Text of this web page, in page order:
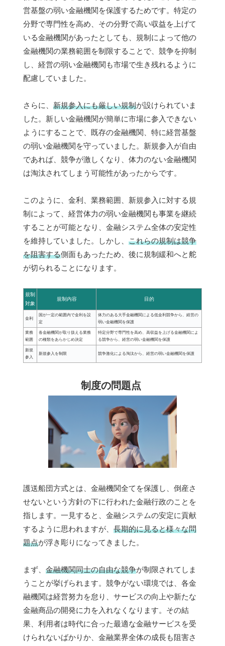
営基盤の弱い金融機関を保護するためです。特定の
分野で専門性を高め、その分野で高い収益を上げて
いる金融機関があったとしても、規制によって他の
金融機関の業務範囲を制限することで、競争を抑制
し、経営の弱い金融機関も市場で生き残れるように
配慮していました。
さらに、 新規参入にも厳しい規制が設けられていま
した。新しい金融機関が簡単に市場に参入できない
ようにすることで、既存の金融機関、特に経営基盤
の弱い金融機関を守っていました。新規参入が自由
であれば、競争が激しくなり、体力のない金融機関
は淘汰されてしまう可能性があったからです。
このように、金利、業務範囲、新規参入に対する規
制によって、経営体力の弱い金融機関も事業を継続
することが可能となり、金融システム全体の安定性
を維持していました。しかし、 これらの規制は競争
を阻害する側面もあったため、後に規制緩和へと舵
が切られることになります。
規制
対象
規制内容 目的
金利
国が一定の範囲内で金利を設
定
体力のある大手金融機関による低金利競争から、経営の
弱い金融機関を保護
業務
範囲
各金融機関が取り扱える業務
の種類をあらかじめ決定
特定分野で専門性を高め、高収益を上げる金融機関によ
る競争から、経営の弱い金融機関を保護
新規
参入
新規参入を制限 競争激化による淘汰から、経営の弱い金融機関を保護
制度の問題点
護送船団方式とは、金融機関全てを保護し、倒産さ
せないという方針の下に行われた金融行政のことを
指します。一見すると、金融システムの安定に貢献
するように思われますが、 長期的に見ると様々な問
題点が浮き彫りになってきました。
まず、 金融機関同士の自由な競争が制限されてしま
うことが挙げられます。競争がない環境では、各金
融機関は経営努力を怠り、サービスの向上や新たな
金融商品の開発に力を入れなくなります。その結
果、利用者は時代に合った最適な金融サービスを受
けられないばかりか、金融業界全体の成長も阻害さ